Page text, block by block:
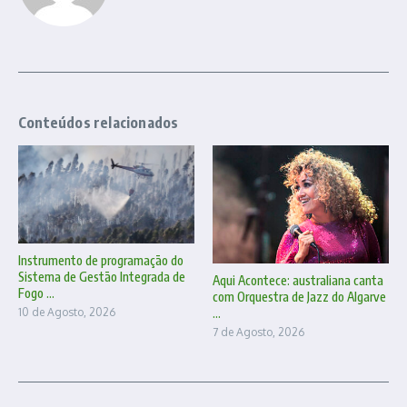
Conteúdos relacionados
Instrumento de programação do
Sistema de Gestão Integrada de
Fogo ...
10 de Agosto, 2026
Aqui Acontece: australiana canta
com Orquestra de Jazz do Algarve
...
7 de Agosto, 2026